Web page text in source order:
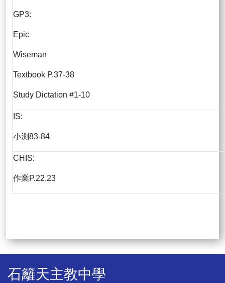
GP3:
Epic
Wiseman
Textbook P.37-38
Study Dictation #1-10
IS:
小測83-84
CHIS:
作業P.22,23
石籬天主教中學